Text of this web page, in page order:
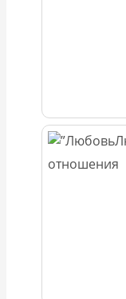
отношения